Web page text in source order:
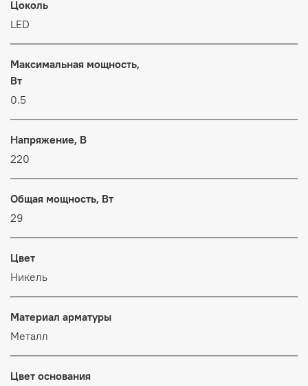
Цоколь
LED
Максимальная мощность,
Вт
0.5
Напряжение, В
220
Общая мощность, Вт
29
Цвет
Никель
Материал арматуры
Металл
Цвет основания